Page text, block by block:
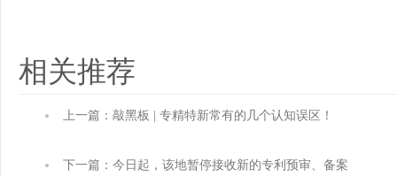
相关推荐
上一篇：敲黑板 | 专精特新常有的几个认知误区！
下一篇：今日起，该地暂停接收新的专利预审、备案